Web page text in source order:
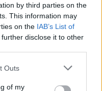
by third parties on the
This information may
on the IAB’s List of
disclose it to other
Outs
of my